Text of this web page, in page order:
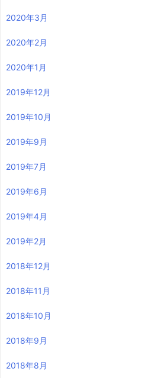
2020年3月
2020年2月
2020年1月
2019年12月
2019年10月
2019年9月
2019年7月
2019年6月
2019年4月
2019年2月
2018年12月
2018年11月
2018年10月
2018年9月
2018年8月